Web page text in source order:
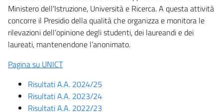
Ministero dell'Istruzione, Università e Ricerca. A questa attività
concorre il Presidio della qualità che organizza e monitora le
rilevazioni dell’opinione degli studenti, dei laureandi e dei
laureati, mantenendone l’anonimato.
Pagina su UNICT
Risultati A.A. 2024/25
Risultati A.A. 2023/24
Risultati A.A. 2022/23